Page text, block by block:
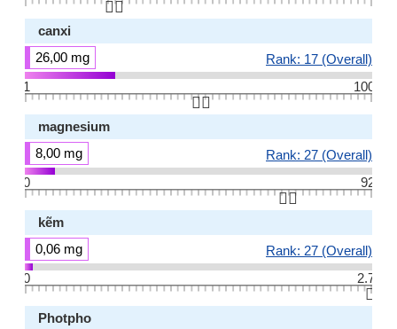
👆🏻
canxi
26,00 mg
Rank: 17 (Overall)
1
100
👆🏻
magnesium
8,00 mg
Rank: 27 (Overall)
0
92
👆🏻
kẽm
0,06 mg
Rank: 27 (Overall)
0
2.7
👆🏻
Photpho